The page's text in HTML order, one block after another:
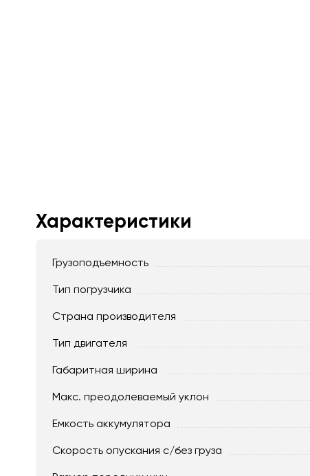
Характеристики
Грузоподъемность
Тип погрузчика
Страна производителя
Тип двигателя
Габаритная ширина
Макс. преодолеваемый уклон
Емкость аккумулятора
Скорость опускания c/без груза